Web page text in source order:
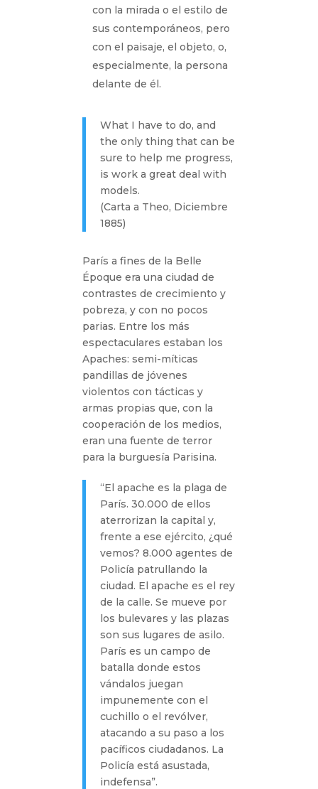
con la mirada o el estilo de
sus contemporáneos, pero
con el paisaje, el objeto, o,
especialmente, la persona
delante de él.
What I have to do, and
the only thing that can be
sure to help me progress,
is work a great deal with
models.
(Carta a Theo, Diciembre
1885)
París a fines de la Belle
Époque era una ciudad de
contrastes de crecimiento y
pobreza, y con no pocos
parias. Entre los más
espectaculares estaban los
Apaches: semi-míticas
pandillas de jóvenes
violentos con tácticas y
armas propias que, con la
cooperación de los medios,
eran una fuente de terror
para la burguesía Parisina.
“El apache es la plaga de
París. 30.000 de ellos
aterrorizan la capital y,
frente a ese ejército, ¿qué
vemos? 8.000 agentes de
Policía patrullando la
ciudad. El apache es el rey
de la calle. Se mueve por
los bulevares y las plazas
son sus lugares de asilo.
París es un campo de
batalla donde estos
vándalos juegan
impunemente con el
cuchillo o el revólver,
atacando a su paso a los
pacíficos ciudadanos. La
Policía está asustada,
indefensa”.